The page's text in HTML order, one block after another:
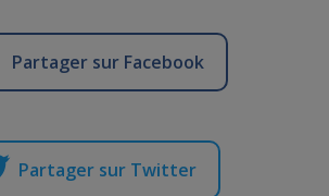
Partager sur Facebook
Partager sur Twitter